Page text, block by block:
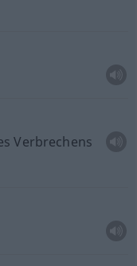
Verbrechens